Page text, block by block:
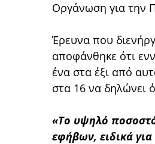
Οργάνωση για την
Έρευνα που
αποφάνθηκε ότι
ένα στα έξι από
στα 16 να δηλώνει
«Το υψηλό ποσοστό
εφήβων, ειδικά